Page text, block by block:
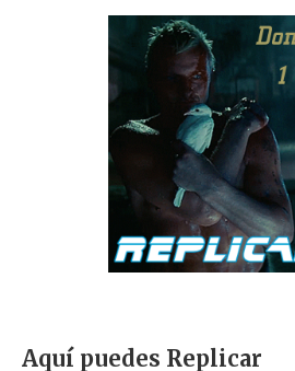
Aquí puedes Replicar